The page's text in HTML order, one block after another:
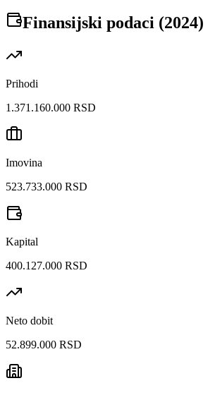
Finansijski podaci (2024)
Prihodi
1.371.160.000 RSD
Imovina
523.733.000 RSD
Kapital
400.127.000 RSD
Neto dobit
52.899.000 RSD